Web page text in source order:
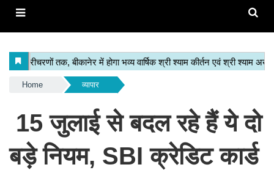
Home व्यापार
15 जुलाई से बदल रहे हैं ये दो
बड़े नियम, SBI क्रेडिट कार्ड